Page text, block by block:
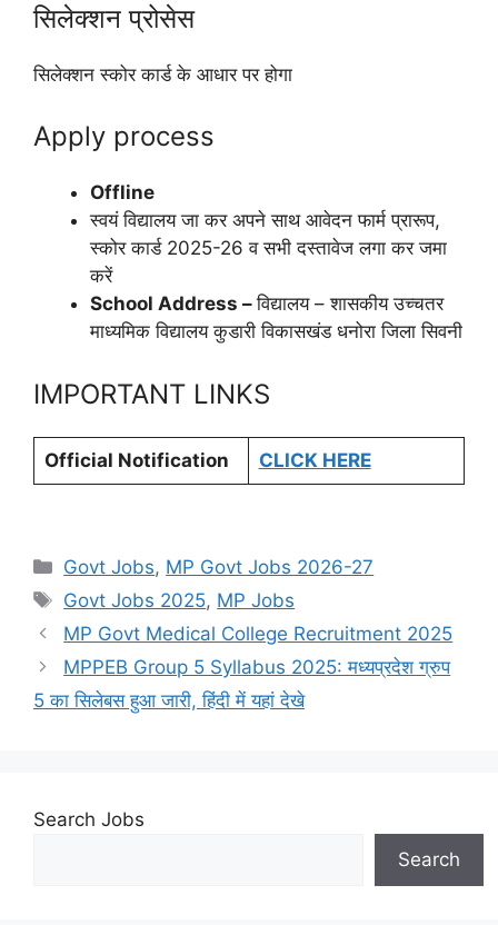
सिलेक्शन प्रोसेस
सिलेक्शन स्कोर कार्ड के आधार पर होगा
Apply process
Offline
स्‍वयं विद्यालय जा कर अपने साथ आवेदन फार्म प्रारूप,
स्‍कोर कार्ड 2025-26 व सभी दस्‍तावेज लगा कर जमा
करें
School Address –विद्यालय – शासकीय उच्‍चतर
माध्‍यमिक विद्यालय कुडारी‍ विकासखंड धनोरा जिला सिवनी
IMPORTANT LINKS
Official Notification CLICK HERE
Categories
Govt Jobs, MP Govt Jobs 2026-27
Tags
Govt Jobs 2025, MP Jobs
MP Govt Medical College Recruitment 2025
MPPEB Group 5 Syllabus 2025: मध्यप्रदेश ग्रुप
5 का सिलेबस हुआ जारी, हिंदी में यहां देखे
Search Jobs
Search